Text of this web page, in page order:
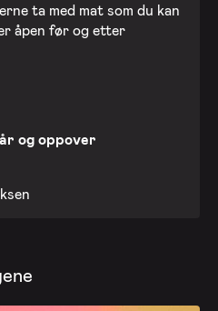
ta med mat som du kan
åpen før og etter
og oppover